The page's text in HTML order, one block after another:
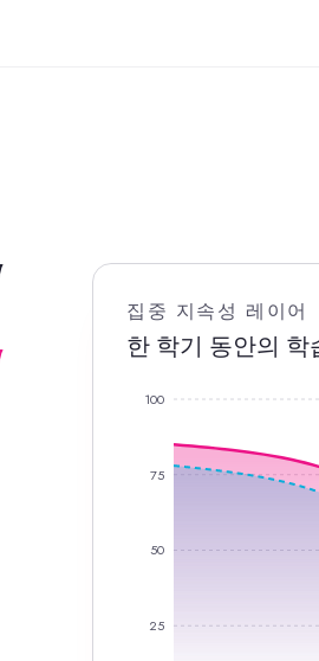
집중 지속성 레이어
한 학기 동안의
25
50
75
100